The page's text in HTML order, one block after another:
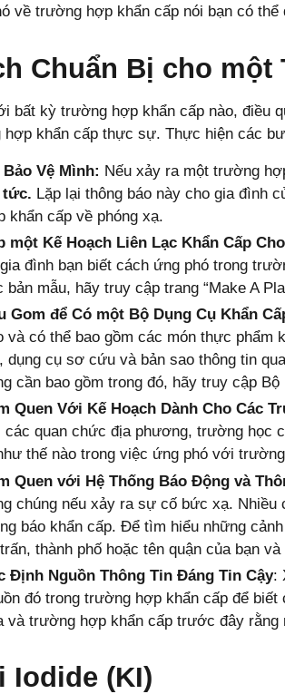
về trường hợp khẩn cấp nói bạn có
Chuẩn Bị cho
bất kỳ trường hợp khẩn cấp nào, điều
khẩn cấp thực sự. Thực hiện các
Vệ Mình: Nếu xảy ra một trường
Lặp lại thông báo này cho gia đình
khẩn cấp về phóng xạ.
một Kế Hoạch Liên Lạc Khẩn Cấp
đình bạn biết cách ứng phó trong
bản mẫu, hãy truy cập trang “Make A
Gom để Có một Bộ Dụng Cụ Khẩn
và có thể bao gồm các món thực phẩm
dụng cụ sơ cứu và bản sao thông tin
cần bao gồm trong đó, hãy truy cập
Quen Với Kế Hoạch Dành Cho Các
các quan chức địa phương, trường học
thế nào trong việc ứng phó với
Quen với Hệ Thống Báo Động và
chúng nếu xảy ra sự cố bức xạ. Nhiều
báo khẩn cấp. Để tìm hiểu những
thành phố hoặc tên quận của bạn
Định Nguồn Thông Tin Đáng Tin Cậy:
đó trong trường hợp khẩn cấp để
và trường hợp khẩn cấp trước đây
Iodide (KI)